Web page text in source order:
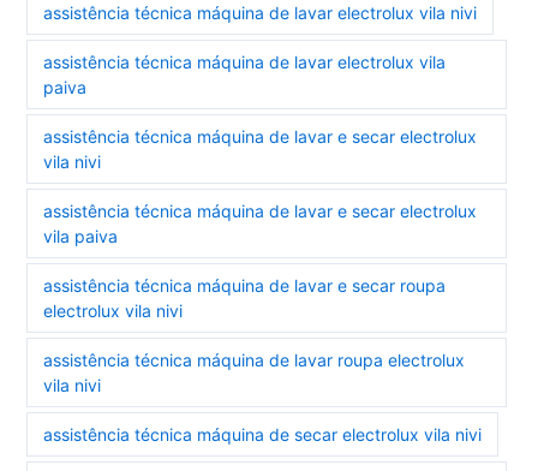
assistência técnica máquina de lavar electrolux vila nivi
assistência técnica máquina de lavar electrolux vila
paiva
assistência técnica máquina de lavar e secar electrolux
vila nivi
assistência técnica máquina de lavar e secar electrolux
vila paiva
assistência técnica máquina de lavar e secar roupa
electrolux vila nivi
assistência técnica máquina de lavar roupa electrolux
vila nivi
assistência técnica máquina de secar electrolux vila nivi